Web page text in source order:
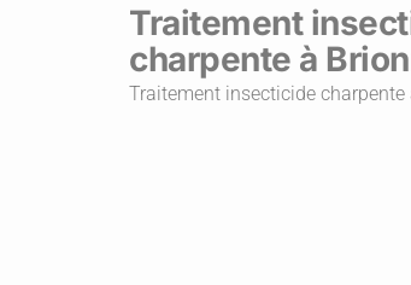
Traitement
charpente à
Traitement insecticide charpente